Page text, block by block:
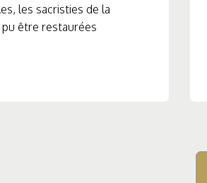
les sacristies de la
être restaurées